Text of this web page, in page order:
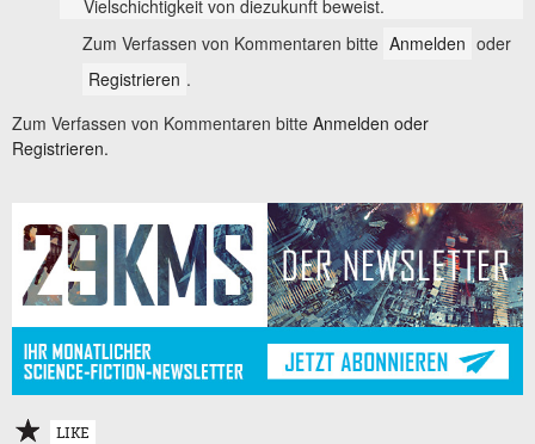
Vielschichtigkeit von diezukunft beweist.
Zum Verfassen von Kommentaren bitte Anmelden oder
Registrieren .
Zum Verfassen von Kommentaren bitte Anmelden oder
Registrieren.
LIKE